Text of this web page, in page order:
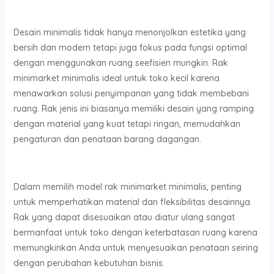
Desain minimalis tidak hanya menonjolkan estetika yang
bersih dan modern tetapi juga fokus pada fungsi optimal
dengan menggunakan ruang seefisien mungkin. Rak
minimarket minimalis ideal untuk toko kecil karena
menawarkan solusi penyimpanan yang tidak membebani
ruang. Rak jenis ini biasanya memiliki desain yang ramping
dengan material yang kuat tetapi ringan, memudahkan
pengaturan dan penataan barang dagangan.
Dalam memilih model rak minimarket minimalis, penting
untuk memperhatikan material dan fleksibilitas desainnya.
Rak yang dapat disesuaikan atau diatur ulang sangat
bermanfaat untuk toko dengan keterbatasan ruang karena
memungkinkan Anda untuk menyesuaikan penataan seiring
dengan perubahan kebutuhan bisnis.